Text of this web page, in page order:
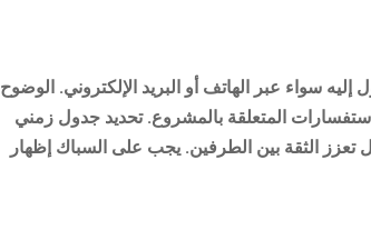
سواء عبر الهاتف أو البريد الإلكتروني. الوضوح
المتعلقة بالمشروع. تحديد جدول زمني
تعزز الثقة بين الطرفين. يجب على السباك إظهار